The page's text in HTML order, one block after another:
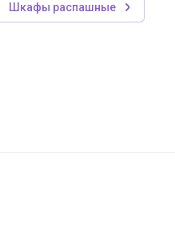
Шкафы распашные